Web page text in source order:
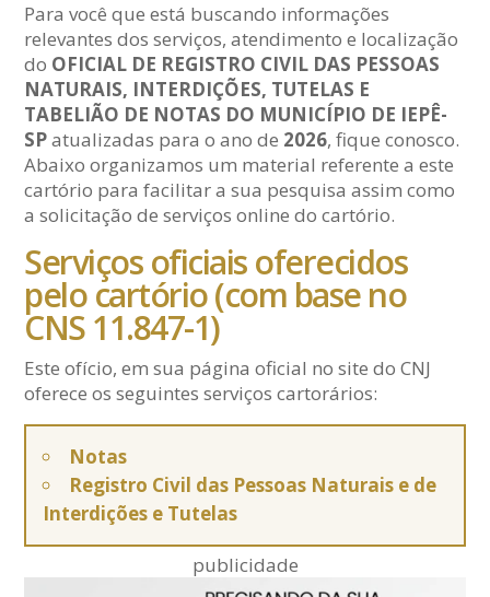
Para você que está buscando informações
relevantes dos serviços, atendimento e localização
do OFICIAL DE REGISTRO CIVIL DAS PESSOAS
NATURAIS, INTERDIÇÕES, TUTELAS E
TABELIÃO DE NOTAS DO MUNICÍPIO DE IEPÊ-
SPatualizadas para o ano de 2026, fique conosco.
Abaixo organizamos um material referente a este
cartório para facilitar a sua pesquisa assim como
a solicitação de serviços online do cartório.
Serviços oficiais oferecidos
pelo cartório (com base no
CNS 11.847-1)
Este ofício, em sua página oficial no site do CNJ
oferece os seguintes serviços cartorários:
Notas
Registro Civil das Pessoas Naturais e de
Interdições e Tutelas
publicidade